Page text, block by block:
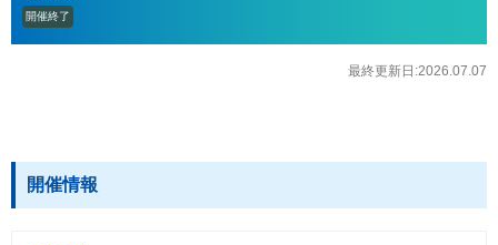
開催終了
最終更新日:2026.07.07
開催情報